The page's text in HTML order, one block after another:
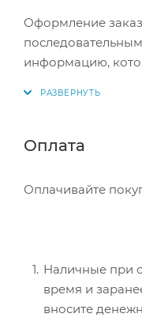
Оформление
информацию,
Оплата
Оплачивайте
Наличные при
время и
вносите